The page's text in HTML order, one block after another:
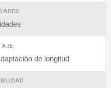
de longitud